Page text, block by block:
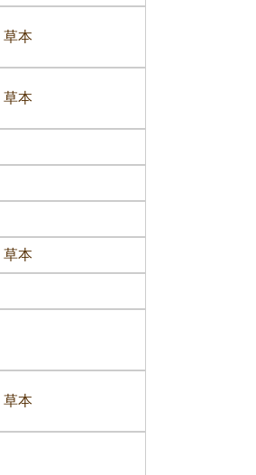
草本
草本
草本
草本